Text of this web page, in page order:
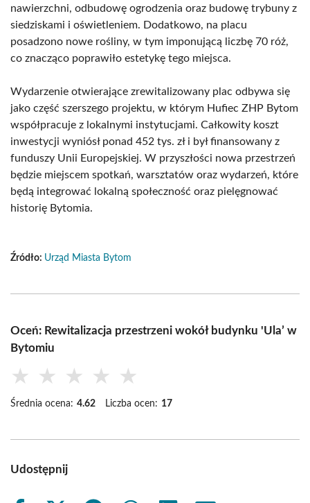
nawierzchni, odbudowę ogrodzenia oraz budowę trybuny z
siedziskami i oświetleniem. Dodatkowo, na placu
posadzono nowe rośliny, w tym imponującą liczbę 70 róż,
co znacząco poprawiło estetykę tego miejsca.
Wydarzenie otwierające zrewitalizowany plac odbywa się
jako część szerszego projektu, w którym Hufiec ZHP Bytom
współpracuje z lokalnymi instytucjami. Całkowity koszt
inwestycji wyniósł ponad 452 tys. zł i był finansowany z
funduszy Unii Europejskiej. W przyszłości nowa przestrzeń
będzie miejscem spotkań, warsztatów oraz wydarzeń, które
będą integrować lokalną społeczność oraz pielęgnować
historię Bytomia.
Źródło: Urząd Miasta Bytom
Oceń: Rewitalizacja przestrzeni wokół budynku 'Ula’ w
Bytomiu
★ ★ ★ ★ ★
Średnia ocena: 4.62 Liczba ocen: 17
Udostępnij